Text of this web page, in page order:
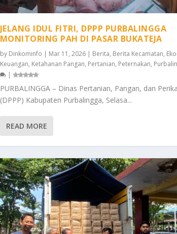
JELANG IDUL FITRI, DPPP PURBALINGGA
MONITORING PAH DI PASAR BUKATEJA
by Dinkominfo | Mar 11, 2026| Berita, Berita Kecamatan,
Keuangan, Ketahanan Pangan, Pertanian, Peternakan,
|
PURBALINGGA – Dinas Pertanian, Pangan, dan
(DPPP) Kabupaten Purbalingga, Selasa...
READ MORE